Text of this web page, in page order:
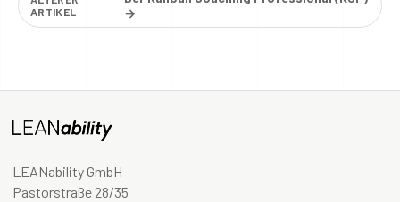
ARTIKEL
→
LEANability GmbH
Pastorstraße 28/35